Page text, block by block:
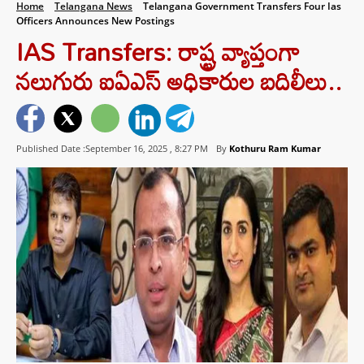
Home Telangana News
Telangana Government Transfers Four Ias
Officers Announces New Postings
IAS Transfers: రాష్ట్ర వ్యాప్తంగా
నలుగురు ఐఏఎస్ అధికారుల బదిలీలు..
Published Date :September 16, 2025 , 8:27 PM By Kothuru Ram Kumar